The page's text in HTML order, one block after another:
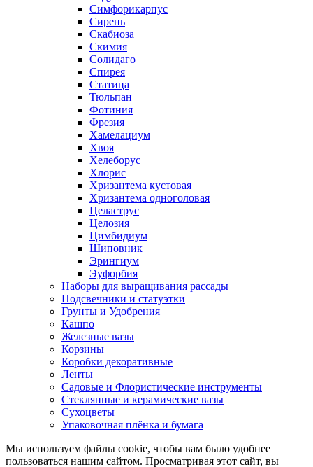
Симфорикарпус
Сирень
Скабиоза
Скимия
Солидаго
Спирея
Статица
Тюльпан
Фотиния
Фрезия
Хамелациум
Хвоя
Хелеборус
Хлорис
Хризантема кустовая
Хризантема одноголовая
Целаструс
Целозия
Цимбидиум
Шиповник
Эрингиум
Эуфорбия
Наборы для выращивания рассады
Подсвечники и статуэтки
Грунты и Удобрения
Кашпо
Железные вазы
Корзины
Коробки декоративные
Ленты
Садовые и Флористические инструменты
Стеклянные и керамические вазы
Сухоцветы
Упаковочная плёнка и бумага
Мы используем файлы cookie, чтобы вам было удобнее
пользоваться нашим сайтом. Просматривая этот сайт, вы